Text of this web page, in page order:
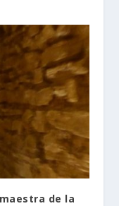
de la